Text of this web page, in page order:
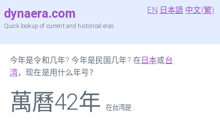
dynaera.com
Quick lookup of current and historical eras
EN 日本語 中文(繁)
今年是令和几年? 今年是民国几年? 在 日本或台
湾，现在是用什么年号？
萬曆42年 在台湾是 ...